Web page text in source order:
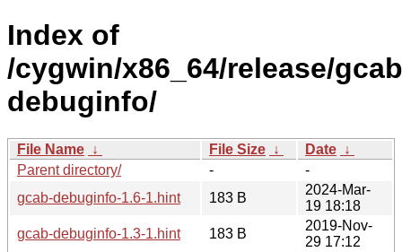
Index of
/cygwin/x86_64/release/
debuginfo/
File Name ↓ File Size ↓ Date ↓
Parent directory/
-
-
gcab-debuginfo-1.6-1.hint
183 B
2024-Mar-
19 18:18
gcab-debuginfo-1.3-1.hint
183 B
2019-Nov-
29 17:12